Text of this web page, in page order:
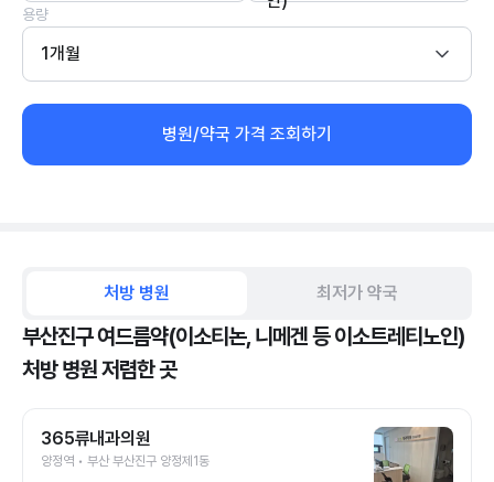
용량
1개월
병원/약국 가격 조회하기
처방 병원 최저가 약국
부산진구 여드름약(이소티논, 니메겐 등 이소트레티노인)
처방 병원 저렴한 곳
365류내과의원
양정역 • 부산 부산진구 양정제1동